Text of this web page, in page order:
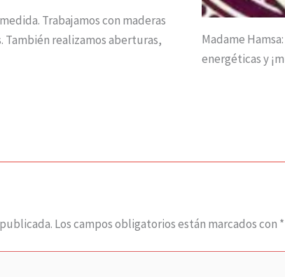
Trabajamos con maderas
También realizamos aberturas,
Madame
energéticas y
Los campos obligatorios están marcados con *